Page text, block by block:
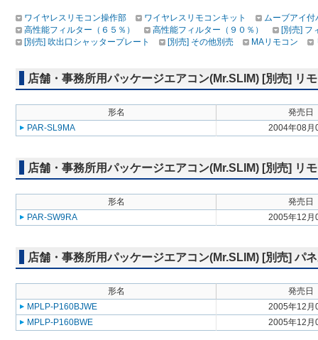
ワイヤレスリモコン操作部 ワイヤレスリモコンキット
ムーブアイ付
高性能フィルター（６５％）
高性能フィルター（９０％）
[別売] フ
[別売] 吹出口シャッタープレート
[別売] その他別売 MAリモコン
店舗・事務所用パッケージエアコン(Mr.SLIM) [別売] リ
形名
発売日
PAR-SL9MA
2004年08月
店舗・事務所用パッケージエアコン(Mr.SLIM) [別売] リ
形名
発売日
PAR-SW9RA
2005年12月
店舗・事務所用パッケージエアコン(Mr.SLIM) [別売] パ
形名
発売日
MPLP-P160BJWE
2005年12月
MPLP-P160BWE
2005年12月